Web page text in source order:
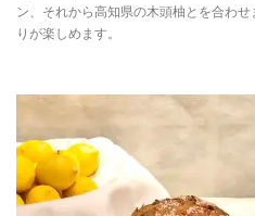
ン、それから高知県の木頭柚とを合わ
りが楽しめます。